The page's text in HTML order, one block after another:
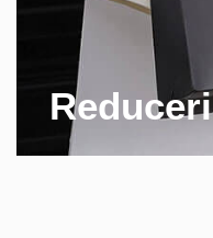
Reduceri